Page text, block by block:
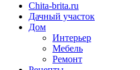
Chita-brita.ru
Дачный участок
Дом
Интерьер
Мебель
Ремонт